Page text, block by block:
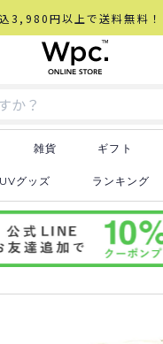
3,980円以上で送料無料！
雑貨 ギフト
UVグッズ ランキング